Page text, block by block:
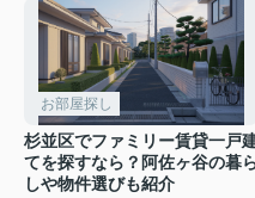
お部屋探し
杉並区でファミリー賃貸一戸
てを探すなら？阿佐ヶ谷の暮
しや物件選びも紹介